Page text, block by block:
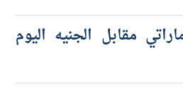
مقابل الجنيه اليوم